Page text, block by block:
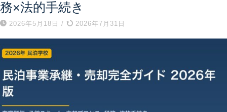
務×法的手続き
2026年5月18日 / 2026年7月31日